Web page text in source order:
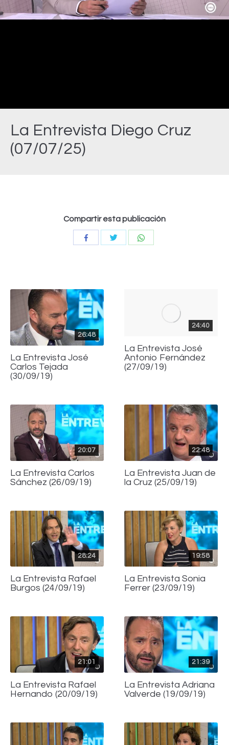
La Entrevista Diego Cruz
(07/07/25)
Video
Compartir esta publicación
CompartirCompartir
26:48
La Entrevista José
Carlos Tejada
(30/09/19)
24:40
La Entrevista José
Antonio Fernández
(27/09/19)
20:07
La Entrevista Carlos
Sánchez (26/09/19)
22:48
La Entrevista Juan de
la Cruz (25/09/19)
28:24
La Entrevista Rafael
Burgos (24/09/19)
19:58
La Entrevista Sonia
Ferrer (23/09/19)
21:01
La Entrevista Rafael
Hernando (20/09/19)
21:39
La Entrevista Adriana
Valverde (19/09/19)